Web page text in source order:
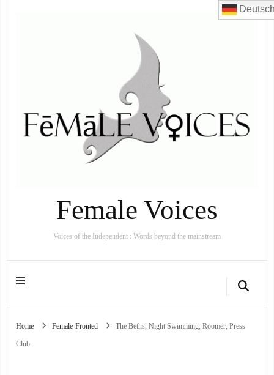
Female Voices
Voices of the Independent : Words beyond the mainstream
Home Female-Fronted The Beths, Night Swimming, Roomer, Press
Club